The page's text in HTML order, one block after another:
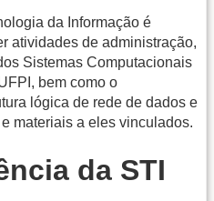
da Informação é
atividades de administração,
Sistemas Computacionais
bem como o
lógica de rede de dados e
materiais a eles vinculados.
da STI